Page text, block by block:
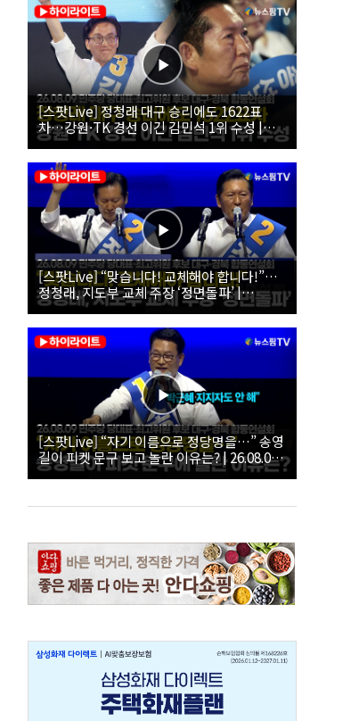
[스팟Live] 정청래 대구 승리에도 1622표
차…강원·TK 경선 이긴 김민석 1위 수성 |
26.08.09 더불어민주당 당대표·최고위원 후
보 대구·경북 합동연설회
[스팟Live] “맞습니다! 교체해야 합니다!”…
정청래, 지도부 교체 주장 ‘정면돌파’ |
26.08.09 더불어민주당 당대표·최고위원 후
보 대구·경북 합동연설회
[스팟Live] “자기 이름으로 정당명을…” 송영
길이 피켓 문구 보고 놀란 이유는? | 26.08.09
더불어민주당 당대표·최고위원 후보 대구·경